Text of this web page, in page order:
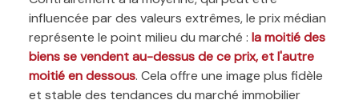
influencée par des valeurs extrêmes, le prix médian
représente le point milieu du marché : la moitié des
biens se vendent au-dessus de ce prix, et l'autre
moitié en dessous. Cela offre une image plus fidèle
et stable des tendances du marché immobilier